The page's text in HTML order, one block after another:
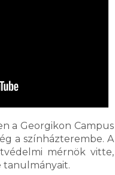
a Georgikon Campus
a színházterembe. A
mérnök vitte,
tanulmányait.